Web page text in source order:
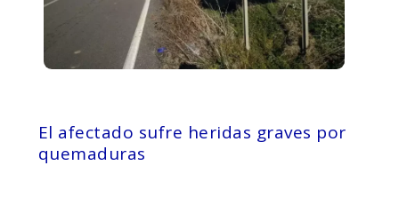
El afectado sufre heridas graves por
quemaduras